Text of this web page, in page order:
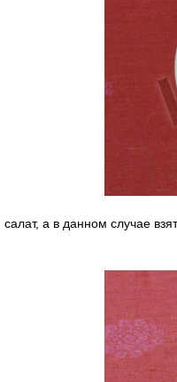
а в данном случае